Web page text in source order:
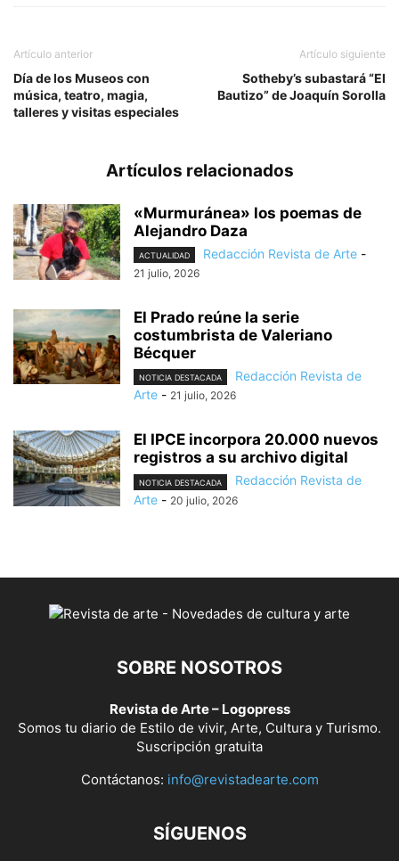
Artículo anterior
Día de los Museos con
música, teatro, magia,
talleres y visitas especiales
Artículo siguiente
Sotheby’s subastará “El
Bautizo” de Joaquín Sorolla
Artículos relacionados
«Murmuránea» los poemas de
Alejandro Daza
ACTUALIDAD Redacción Revista de Arte -
21 julio, 2026
El Prado reúne la serie
costumbrista de Valeriano
Bécquer
NOTICIA DESTACADA
Redacción Revista de
Arte - 21 julio, 2026
El IPCE incorpora 20.000 nuevos
registros a su archivo digital
NOTICIA DESTACADA
Redacción Revista de
Arte - 20 julio, 2026
SOBRE NOSOTROS
Revista de Arte – Logopress
Somos tu diario de Estilo de vivir, Arte, Cultura y Turismo.
Suscripción gratuita
Contáctanos: info@revistadearte.com
SÍGUENOS